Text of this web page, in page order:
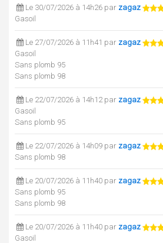
Le 30/07/2026 à 14h26 par zagaz
Gasoil
Le 27/07/2026 à 11h41 par zagaz
Gasoil
Sans plomb 95
Sans plomb 98
Le 22/07/2026 à 14h12 par zagaz
Gasoil
Sans plomb 95
Le 22/07/2026 à 14h09 par zagaz
Sans plomb 98
Le 20/07/2026 à 11h40 par zagaz
Sans plomb 95
Sans plomb 98
Le 20/07/2026 à 11h40 par zagaz
Gasoil